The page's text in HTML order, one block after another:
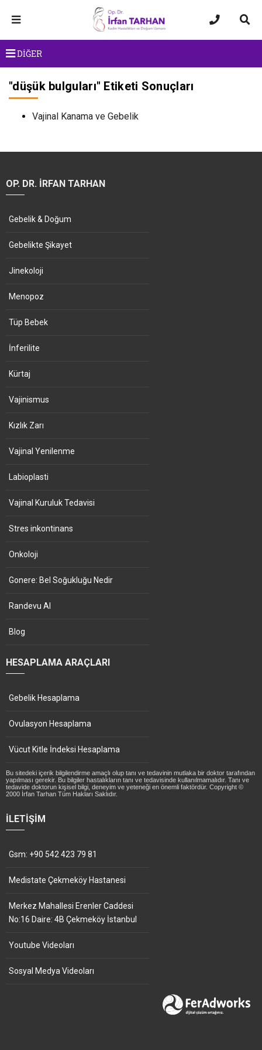
DİĞER
"düşük bulguları" Etiketi Sonuçları
Vajinal Kanama ve Gebelik
OP. DR. İRFAN TARHAN
Gebelik & Doğum
Gebelikte Şikayet
Jinekoloji
Menopoz
Tüp Bebek
İnferilite
Kürtaj
Vajinismus
Kızlık Zarı
Vajinal Yenilenme
Labioplasti
Vajinal Kuruluk Tedavisi
Stres inkontinans
Onkoloji
Gonere: Bel Soğukluğu Nedir
Randevu Al
Blog
HESAPLAMA ARAÇLARI
Gebelik Hesaplama
Ovulasyon Hesaplama
Vücut Kitle İndeksi Hesaplama
Bu sitedeki içerik bilgilendirme amaçlı olup tanı ve tedavinin mutlaka bir doktor tarafından
yapılması gerekir. Bu bilgiler hastalıkların tanı ve tedavisinde kullanılmamalıdır. Tanı ve
tedavide doktorun kişisel bilgi, deneyim ve yeteneği en önemli faktördür. Copyright ©
2000 İrfan Tarhan Tüm Hakları Saklıdır.
İLETIŞIM
Gsm: +90 542 423 79 81
Medistate Çekmeköy Hastanesi
Merkez Mahallesi Erenler Caddesi
No:16 Daire: 4B Çekmeköy İstanbul
Youtube Videoları
Sosyal Medya Videoları